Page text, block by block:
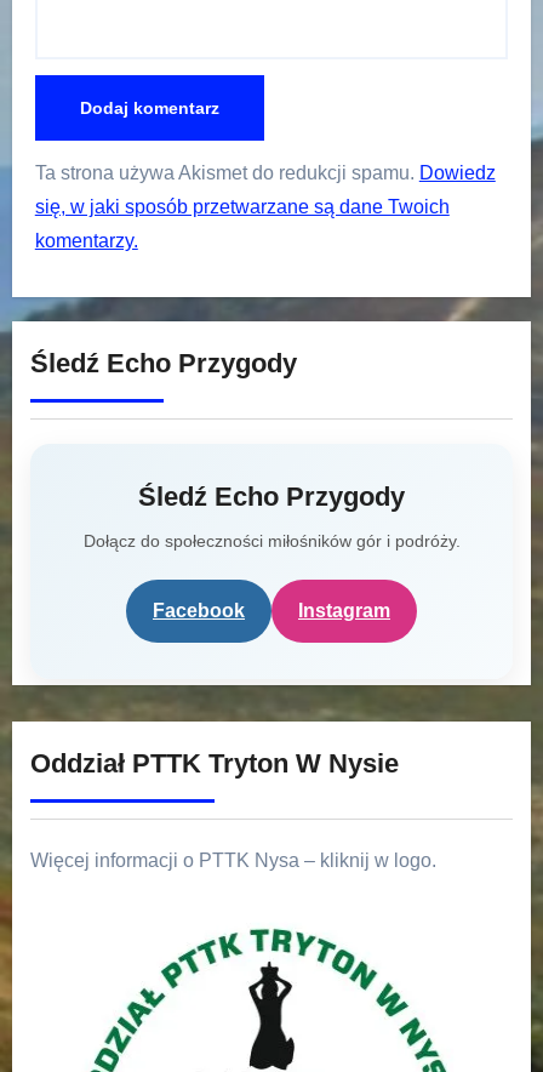
Ta strona używa Akismet do redukcji spamu. Dowiedz
się, w jaki sposób przetwarzane są dane Twoich
komentarzy.
Śledź Echo Przygody
Śledź Echo Przygody
Dołącz do społeczności miłośników gór i podróży.
Facebook Instagram
Oddział PTTK Tryton W Nysie
Więcej informacji o PTTK Nysa – kliknij w logo.